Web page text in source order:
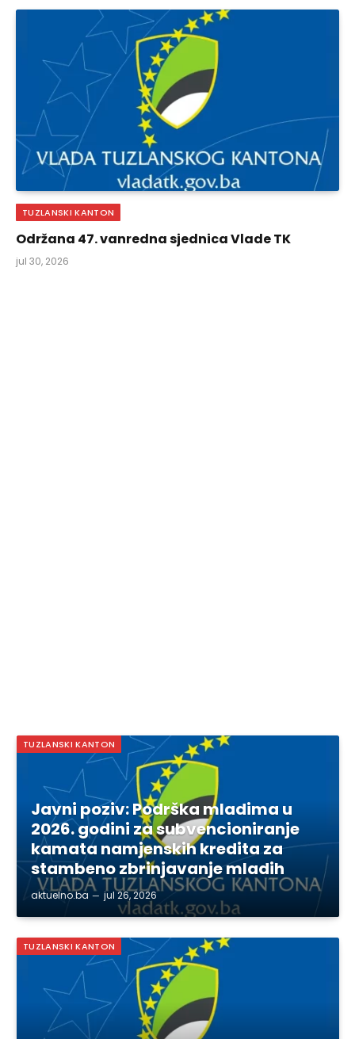
TUZLANSKI KANTON
Održana 47. vanredna sjednica Vlade TK
jul 30, 2026
TUZLANSKI KANTON
Javni poziv: Podrška mladima u
2026. godini za subvencioniranje
kamata namjenskih kredita za
stambeno zbrinjavanje mladih
aktuelno.ba jul 26, 2026
TUZLANSKI KANTON